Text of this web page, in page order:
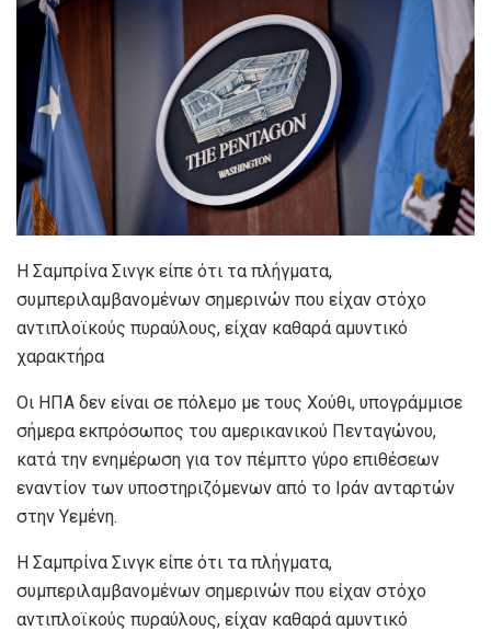
Η Σαμπρίνα Σινγκ είπε ότι τα πλήγματα,
συμπεριλαμβανομένων σημερινών που είχαν στόχο
αντιπλοϊκούς πυραύλους, είχαν καθαρά αμυντικό
χαρακτήρα
Οι ΗΠΑ δεν είναι σε πόλεμο με τους Χούθι, υπογράμμισε
σήμερα εκπρόσωπος του αμερικανικού Πενταγώνου,
κατά την ενημέρωση για τον πέμπτο γύρο επιθέσεων
εναντίον των υποστηριζόμενων από το Ιράν ανταρτών
στην Υεμένη.
Η Σαμπρίνα Σινγκ είπε ότι τα πλήγματα,
συμπεριλαμβανομένων σημερινών που είχαν στόχο
αντιπλοϊκούς πυραύλους, είχαν καθαρά αμυντικό